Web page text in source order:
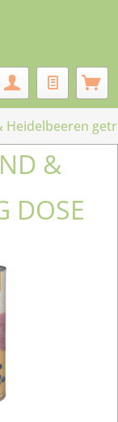
Heidelbeeren
&
DOSE